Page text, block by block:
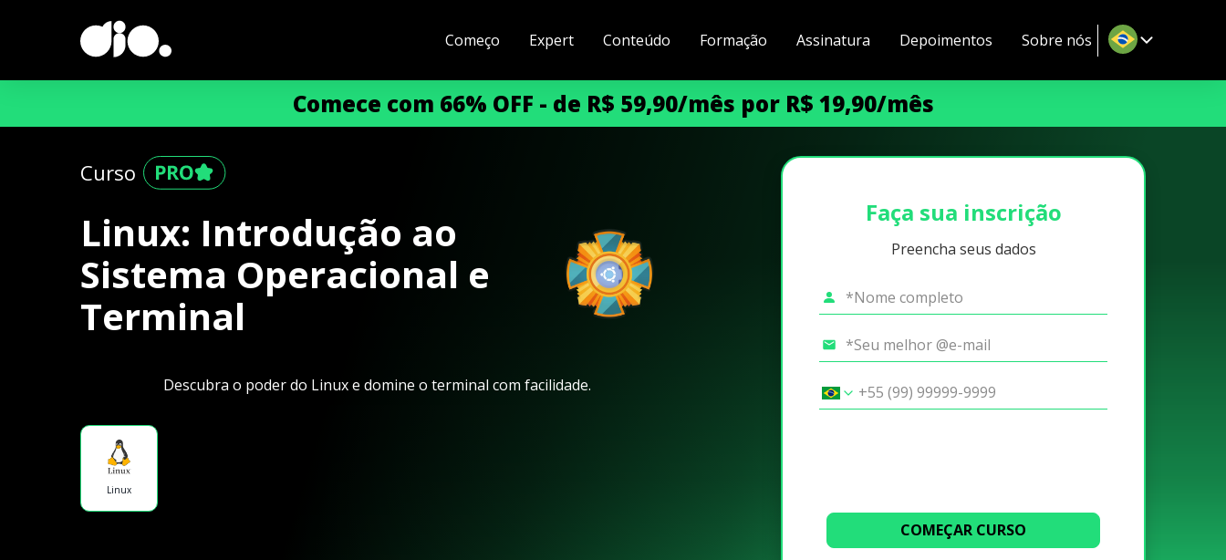
Começo Expert Conteúdo Formação Assinatura Depoimentos Sobre nós
Comece com 66% OFF - de R$ 59,90/mês por R$ 19,90/mês
Curso
Linux: Introdução ao
Sistema Operacional e
Terminal
Descubra o poder do Linux e domine o terminal com facilidade.
Linux
Faça sua inscrição
Preencha seus dados
COMEÇAR CURSO